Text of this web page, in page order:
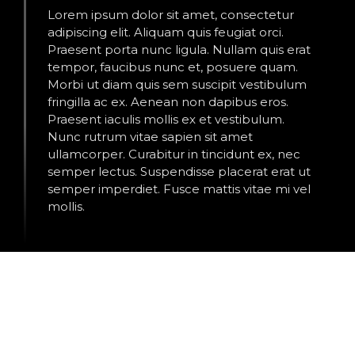
Lorem ipsum dolor sit amet, consectetur
adipiscing elit. Aliquam quis feugiat orci.
Praesent porta nunc ligula. Nullam quis erat
tempor, faucibus nunc et, posuere quam.
Morbi ut diam quis sem suscipit vestibulum
fringilla ac ex. Aenean non dapibus eros.
Praesent iaculis mollis ex et vestibulum.
Nunc rutrum vitae sapien sit amet
ullamcorper. Curabitur in tincidunt ex, nec
semper lectus. Suspendisse placerat erat ut
semper imperdiet. Fusce mattis vitae mi vel
mollis.